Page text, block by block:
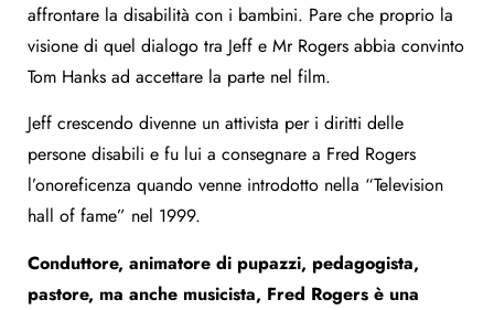
affrontare la disabilità con i bambini. Pare che proprio la
visione di quel dialogo tra Jeff e Mr Rogers abbia convinto
Tom Hanks ad accettare la parte nel film.
Jeff crescendo divenne un attivista per i diritti delle
persone disabili e fu lui a consegnare a Fred Rogers
l’onoreficenza quando venne introdotto nella “Television
hall of fame” nel 1999.
Conduttore, animatore di pupazzi, pedagogista,
pastore, ma anche musicista, Fred Rogers è una